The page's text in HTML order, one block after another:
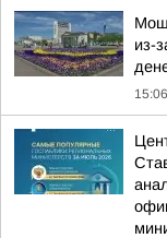
из-
15:06